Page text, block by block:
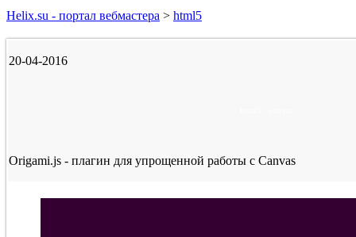
Helix.su - портал вебмастера > html5
20-04-2016
Origami.js - плагин для упрощенной работы с Canvas